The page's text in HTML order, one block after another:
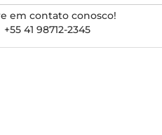
em contato conosco!
+55 41 98712-2345